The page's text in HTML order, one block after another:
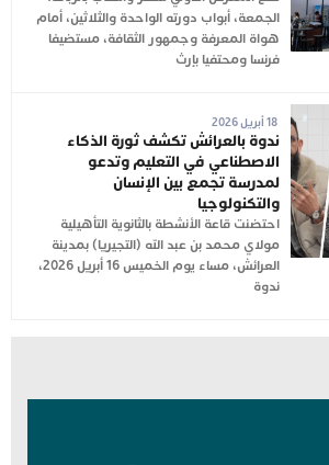
الجمعة، أبواب دورته الواحدة والثلاثين، أمام
هواة المعرفة وجمهور الثقافة، مستضيفا
فرنسا ومحتفيا بإرث
18 أبريل 2026
ندوة بالعرائش تكشف ثورة الذكاء
الاصطناعي في التعليم وتدعو
لمدرسة تجمع بين الإنسان
والتكنولوجيا
احتضنت قاعة الأنشطة بالثانوية التأهيلية
مولاي محمد بن عبد الله (التجيريا) بمدينة
العرائش، مساء يوم الخميس 16 أبريل 2026،
ندوة